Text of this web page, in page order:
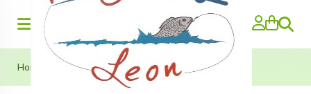
Search
Home Conger Eel (Savage Gear) 22cm/160g